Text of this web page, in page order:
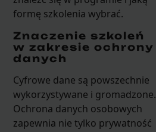
formę szkolenia wybrać.
Znaczenie szkoleń
w zakresie ochrony
danych
Cyfrowe dane są powszechnie
wykorzystywane i gromadzone.
Ochrona danych osobowych
zapewnia nie tylko prywatność